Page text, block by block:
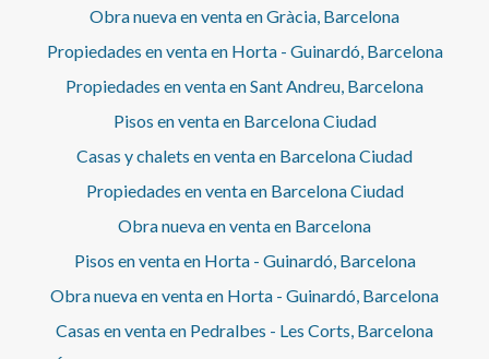
Obra nueva en venta en Gràcia, Barcelona
Propiedades en venta en Horta - Guinardó, Barcelona
Propiedades en venta en Sant Andreu, Barcelona
Pisos en venta en Barcelona Ciudad
Casas y chalets en venta en Barcelona Ciudad
Propiedades en venta en Barcelona Ciudad
Obra nueva en venta en Barcelona
Pisos en venta en Horta - Guinardó, Barcelona
Obra nueva en venta en Horta - Guinardó, Barcelona
Casas en venta en Pedralbes - Les Corts, Barcelona